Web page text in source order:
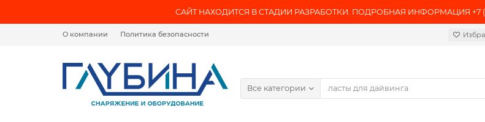
САЙТ НАХОДИТСЯ В СТАДИИ РАЗРАБОТКИ. ПОДРОБНАЯ ИНФОРМАЦИЯ +7
О компании Политика безопасности
Все категории